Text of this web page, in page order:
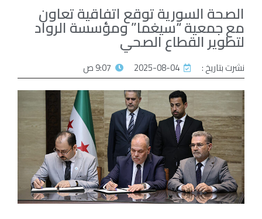
الصحة السورية توقع اتفاقية تعاون
مع جمعية “سيغما” ومؤسسة الرواد
لتطوير القطاع الصحي
نشرت بتاريخ : 2025-08-04 9:07 ص